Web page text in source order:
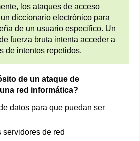
los ataques de acceso
diccionario electrónico para
de un usuario específico. Un
fuerza bruta intenta acceder a
de intentos repetidos.
de un ataque de
red informática?
datos para que puedan ser
servidores de red